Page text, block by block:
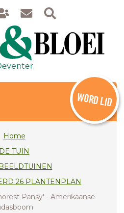
WORD LID
Home
DE TUIN
26 PLANTENPLAN
Pansy' - Amerikaanse